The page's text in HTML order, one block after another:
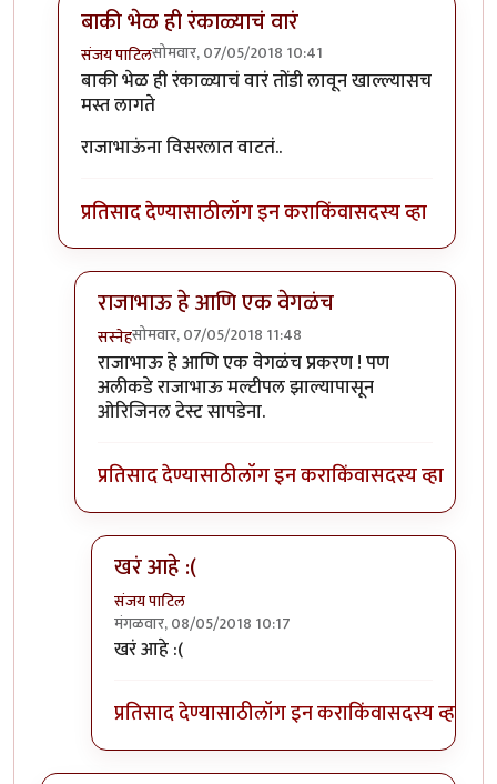
बाकी भेळ ही रंकाळ्याचं वारं
संजय पाटिलसोमवार, 07/05/2018 10:41
In reply toमस्त !byसस्नेह
बाकी भेळ ही रंकाळ्याचं वारं तोंडी लावून खाल्ल्यासच
मस्त लागते
राजाभाऊंना विसरलात वाटतं..
प्रतिसाद देण्यासाठीलॉग इन कराकिंवासदस्य व्हा
राजाभाऊ हे आणि एक वेगळंच
सस्नेहसोमवार, 07/05/2018 11:48
In reply toबाकी भेळ ही रंकाळ्याचं वारंby
राजाभाऊ हे आणि एक वेगळंच प्रकरण ! पण
अलीकडे राजाभाऊ मल्टीपल झाल्यापासून
ओरिजिनल टेस्ट सापडेना.
प्रतिसाद देण्यासाठीलॉग इन कराकिंवासदस्य व्हा
खरं आहे :(
संजय पाटिल
मंगळवार, 08/05/2018 10:17
In reply to
खरं आहे :(
प्रतिसाद देण्यासाठीलॉग इन कराकिंवासदस्य व्हा